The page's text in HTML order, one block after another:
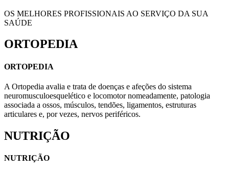
OS MELHORES PROFISSIONAIS AO SERVIÇO DA SUA
SAÚDE
ORTOPEDIA
ORTOPEDIA
A Ortopedia avalia e trata de doenças e afeções do sistema
neuromusculoesquelético e locomotor nomeadamente, patologia
associada a ossos, músculos, tendões, ligamentos, estruturas
articulares e, por vezes, nervos periféricos.
NUTRIÇÃO
NUTRIÇÃO